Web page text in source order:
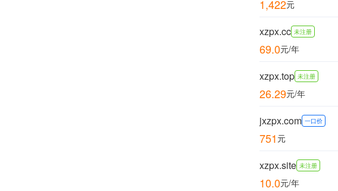
1,422元
xzpx.cc 未注册
69.0元/年
xzpx.top 未注册
26.29元/年
jxzpx.com 一口价
751 元
xzpx.site 未注册
10.0元/年